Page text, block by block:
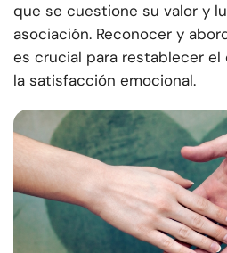
que se cuestione su valor y
asociación. Reconocer y
es crucial para restablecer el
la satisfacción emocional.